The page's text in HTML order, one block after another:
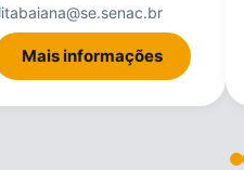
itabaiana@se.senac.br
Mais informações